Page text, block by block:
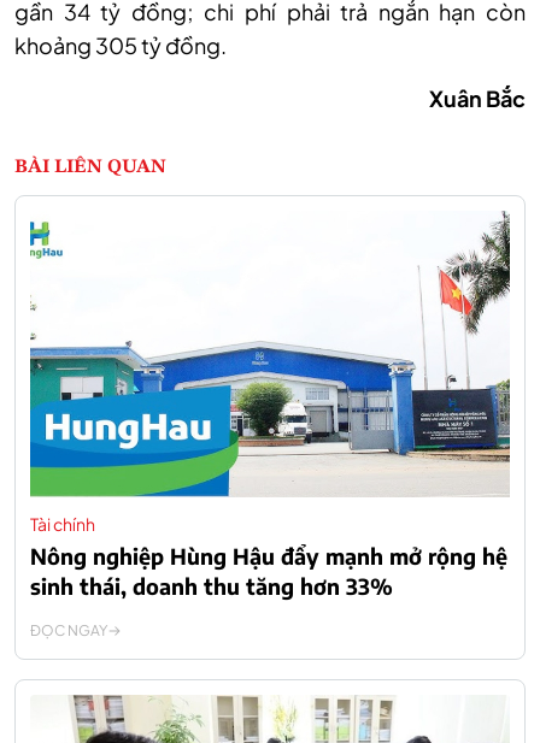
gần 34 tỷ đồng; chi phí phải trả ngắn hạn còn
khoảng 305 tỷ đồng.
Xuân Bắc
BÀI LIÊN QUAN
Tài chính
Nông nghiệp Hùng Hậu đẩy mạnh mở rộng hệ
sinh thái, doanh thu tăng hơn 33%
ĐỌC NGAY